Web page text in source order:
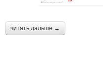
читать дальше →